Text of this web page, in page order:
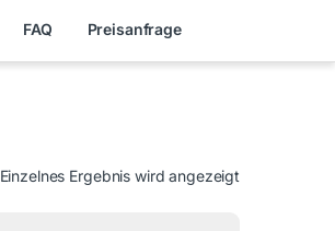
FAQ Preisanfrage
Einzelnes Ergebnis wird angezeigt